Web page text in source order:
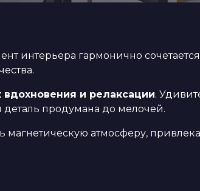
интерьера гармонично
вдохновения и релаксации.
деталь продумана до мелочей.
магнетическую атмосферу,